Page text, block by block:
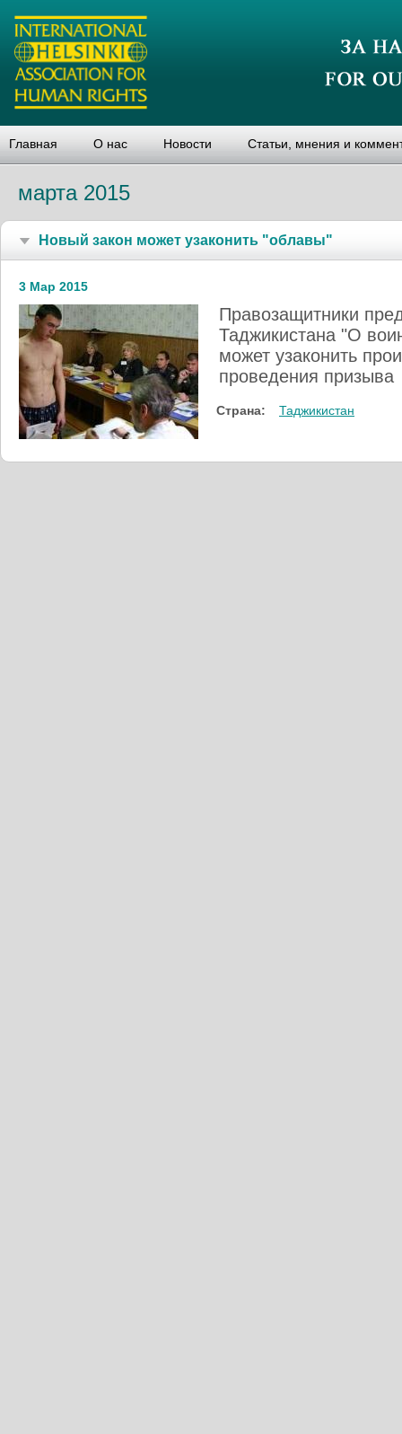
Главная О нас Новости Статьи, мнения и
марта 2015
Новый закон может узаконить "облавы"
3 Мар 2015
Правозащитники
Таджикистана "О
может узаконить
проведения призыва
Страна: Таджикистан